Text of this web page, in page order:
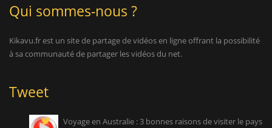
Qui sommes-nous ?
Kikavu.fr est un site de partage de vidéos en ligne offrant la possibilité
à sa communauté de partager les vidéos du net.
Tweet
Voyage en Australie : 3 bonnes raisons de visiter le pays